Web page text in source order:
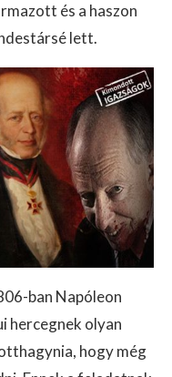
és a haszon
lett.
ban Napóleon
hercegnek olyan
hogy még